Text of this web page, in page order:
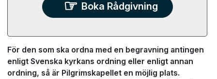
Boka Rådgivning
För den som ska ordna med en begravning antingen
enligt Svenska kyrkans ordning eller enligt annan
ordning, så är Pilgrimskapellet en möjlig plats.